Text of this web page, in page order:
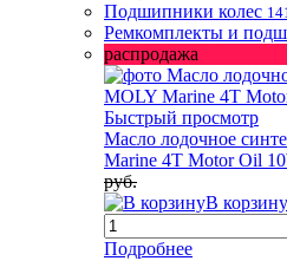
Подшипники колес
Ремкомплекты и
распродажа
Быстрый просмотр
Масло лодочное
Marine 4T Motor Oil
руб.
В корзину
Подробнее